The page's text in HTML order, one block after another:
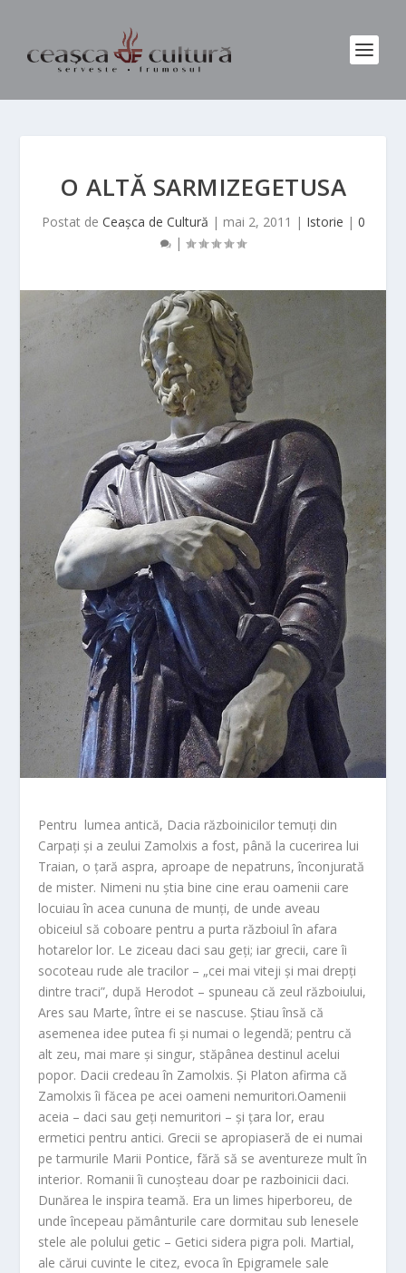
O ALTĂ SARMIZEGETUSA
Postat de Ceașca de Cultură | mai 2, 2011 | Istorie | 0
|
Pentru lumea antică, Dacia războinicilor temuți din
Carpați și a zeului Zamolxis a fost, până la cucerirea lui
Traian, o țară aspra, aproape de nepatruns, înconjurată
de mister. Nimeni nu știa bine cine erau oamenii care
locuiau în acea cununa de munți, de unde aveau
obiceiul să coboare pentru a purta războiul în afara
hotarelor lor. Le ziceau daci sau geți; iar grecii, care îi
socoteau rude ale tracilor – „cei mai viteji și mai drepți
dintre traci”, după Herodot – spuneau că zeul războiului,
Ares sau Marte, între ei se nascuse. Știau însă că
asemenea idee putea fi și numai o legendă; pentru că
alt zeu, mai mare și singur, stăpânea destinul acelui
popor. Dacii credeau în Zamolxis. Și Platon afirma că
Zamolxis îi făcea pe acei oameni nemuritori.Oamenii
aceia – daci sau geți nemuritori – și țara lor, erau
ermetici pentru antici. Grecii se apropiaseră de ei numai
pe tarmurile Marii Pontice, fără să se aventureze mult în
interior. Romanii îi cunoșteau doar pe razboinicii daci.
Dunărea le inspira teamă. Era un limes hiperboreu, de
unde începeau pământurile care dormitau sub lenesele
stele ale polului getic – Getici sidera pigra poli. Martial,
ale cărui cuvinte le citez, evoca în Epigramele sale